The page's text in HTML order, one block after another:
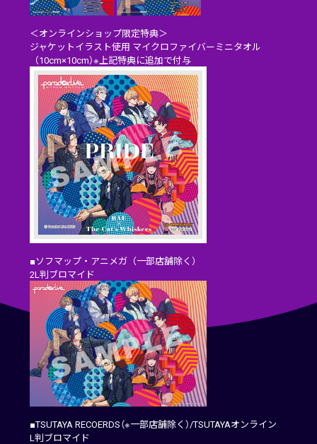
＜オンラインショップ限定特典＞
ジャケットイラスト使用 マイクロファイバーミニタオル
（10cm×10cm）※上記特典に追加で付与
■ソフマップ・アニメガ（一部店舗除く）
2L判ブロマイド
■TSUTAYA RECOERDS（※一部店舗除く）/TSUTAYAオンライン
L判ブロマイド